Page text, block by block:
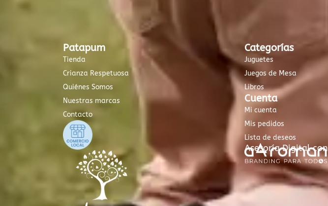
Patapum
Tienda
Crianza Respetuosa
Quiénes Somos
Nuestras marcas
Contacto
Categorías
Juguetes
Juegos de Mesa
Libros
Cuenta
Mi cuenta
Mis pedidos
Lista de deseos
Asesoría Digital con